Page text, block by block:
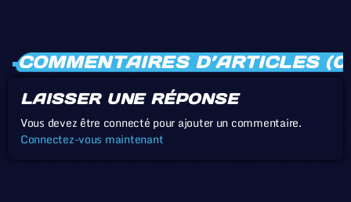
COMMENTAIRES D’ARTICLES
LAISSER UNE RÉPONSE
Vous devez être connecté pour ajouter un commentaire.
Connectez-vous maintenant